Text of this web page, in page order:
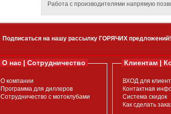
Работа с производителями напрямую
Подписаться на нашу рассылку ГОРЯЧИХ предложений!
О нас | Сотрудничество
О компании
Программа для диллеров
Сотрудничество с мотоклубами
Клиентам |
ВХОД для
Контактная
Система скидок
Как сделать